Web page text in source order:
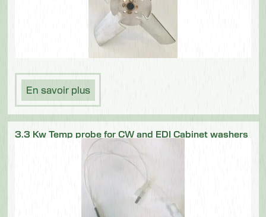
En savoir plus
3.3 Kw Temp probe for CW and EDI Cabinet washers